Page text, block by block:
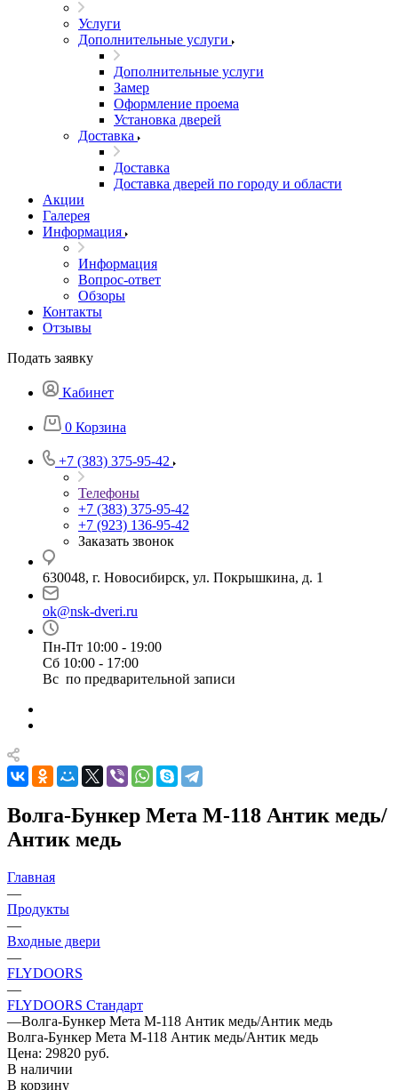
Услуги
Дополнительные услуги
Дополнительные услуги
Замер
Оформление проема
Установка дверей
Доставка
Доставка
Доставка дверей по городу и области
Акции
Галерея
Информация
Информация
Вопрос-ответ
Обзоры
Контакты
Отзывы
Подать заявку
Кабинет
0 Корзина
+7 (383) 375-95-42
Телефоны
+7 (383) 375-95-42
+7 (923) 136-95-42
Заказать звонок
630048, г. Новосибирск, ул. Покрышкина, д. 1
ok@nsk-dveri.ru
Пн-Пт 10:00 - 19:00
Сб 10:00 - 17:00
Вс по предварительной записи
Волга-Бункер Мета М-118 Антик медь/
Антик медь
Главная
—
Продукты
—
Входные двери
—
FLYDOORS
—
FLYDOORS Стандарт
—Волга-Бункер Мета М-118 Антик медь/Антик медь
Волга-Бункер Мета М-118 Антик медь/Антик медь
Цена: 29820 руб.
В наличии
В корзину